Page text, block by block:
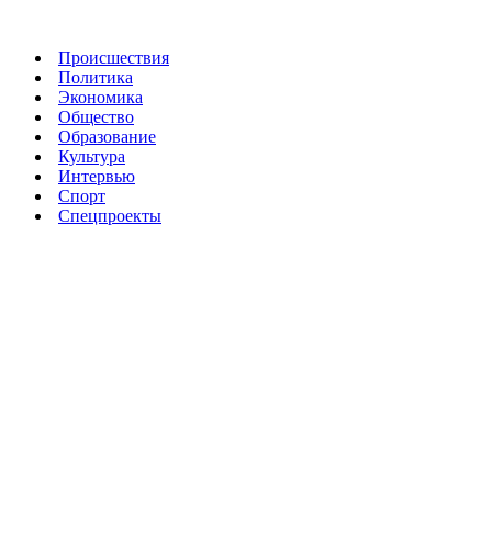
Происшествия
Политика
Экономика
Общество
Образование
Культура
Интервью
Спорт
Спецпроекты